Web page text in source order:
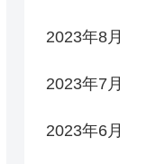
2023年8月
2023年7月
2023年6月